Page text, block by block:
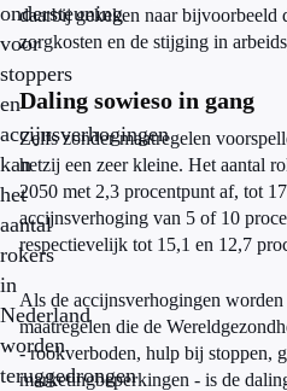
ondersteuning
voor
stoppers
en
accijnsverhogingen
kan
het
aantal
rokers
in
Nederland
worden
teruggedrongen
daarbij gekeken naar bijvoorbeeld
zorgkosten en de stijging in
Daling sowieso in gang
Zelfs zonder maatregelen
hetzij een zeer kleine. Het aantal
2050 met 2,3 procentpunt af, tot
accijnsverhoging van 5 of 10
respectievelijk tot 15,1 en 12,7
Als de accijnsverhogingen
maatregelen die de
- rookverboden, hulp bij stoppen,
marketingbeperkingen - is de